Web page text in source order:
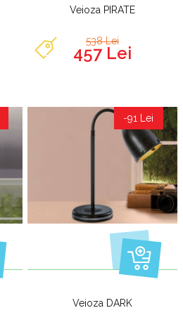
Veioza PIRATE
538 Lei
457 Lei
-91 Lei
Veioza DARK